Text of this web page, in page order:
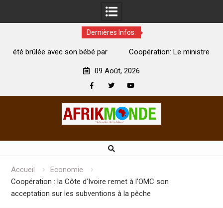
Dernières Infos:
Coopération: Le ministre Indien Kirti Vardhan Singh à
09 Août, 2026
Accueil
Economie
Coopération : la Côte d’Ivoire remet à l’OMC son
acceptation sur les subventions à la pêche